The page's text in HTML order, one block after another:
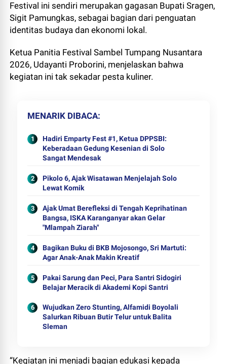
Festival ini sendiri merupakan gagasan Bupati Sragen,
Sigit Pamungkas, sebagai bagian dari penguatan
identitas budaya dan ekonomi lokal.
Ketua Panitia Festival Sambel Tumpang Nusantara
2026, Udayanti Proborini, menjelaskan bahwa
kegiatan ini tak sekadar pesta kuliner.
MENARIK DIBACA
Hadiri Emparty Fest #1, Ketua DPPSBI:
Keberadaan Gedung Kesenian di Solo
Sangat Mendesak
Pikolo 6, Ajak Wisatawan Menjelajah Solo
Lewat Komik
Ajak Umat Berefleksi di Tengah Keprihatinan
Bangsa, ISKA Karanganyar akan Gelar
"Mlampah Ziarah"
Bagikan Buku di BKB Mojosongo, Sri Martuti:
Agar Anak-Anak Makin Kreatif
Pakai Sarung dan Peci, Para Santri Sidogiri
Belajar Meracik di Akademi Kopi Santri
Wujudkan Zero Stunting, Alfamidi Boyolali
Salurkan Ribuan Butir Telur untuk Balita
Sleman
“Kegiatan ini menjadi bagian edukasi kepada